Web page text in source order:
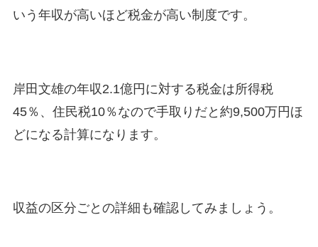
いう年収が高いほど税金が高い制度です。
岸田文雄の年収2.1億円に対する税金は所得税
45％、住民税10％なので手取りだと約9,500万円ほ
どになる計算になります。
収益の区分ごとの詳細も確認してみましょう。